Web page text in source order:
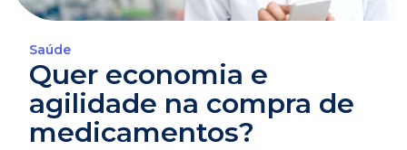
Saúde
Quer economia e
agilidade na compra de
medicamentos?